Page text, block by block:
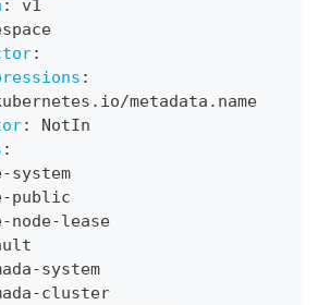
:
v1
:
:
metadata.name
:
NotIn
:
-system
-public
-node-lease
-system
-cluster